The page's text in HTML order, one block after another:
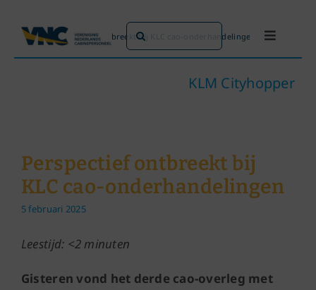
naar
inhoud
Toggle
Dossiers
Maatschappijen
Zoeken
naar:
Home» Perspectief ontbreekt bij KLC cao-onderhandelingen
KLM Cityhopper
Perspectief ontbreekt bij
KLC cao-onderhandelingen
5 februari 2025
Leestijd: <2 minuten
Gisteren vond het derde cao-overleg met